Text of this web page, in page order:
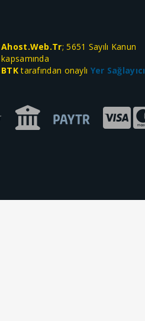
Ahost.Web.Tr; 5651 Sayılı Kanun
kapsamında
BTKtarafından onaylı Yer Sağlayıcı